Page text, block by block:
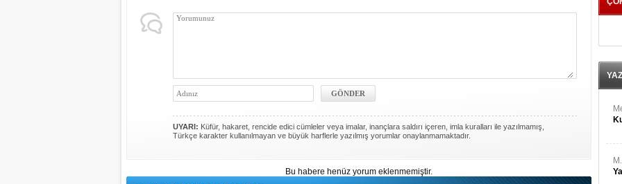
UYARI: Küfür, hakaret, rencide edici cümleler veya imalar, inançlara saldırı içeren, imla kuralları ile yazılmamış,
Türkçe karakter kullanılmayan ve büyük harflerle yazılmış yorumlar onaylanmamaktadır.
Bu habere henüz yorum eklenmemiştir.